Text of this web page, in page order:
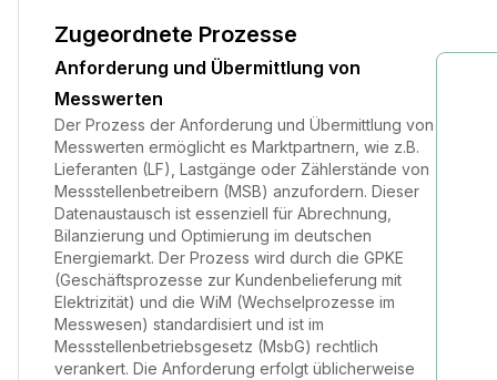
Zugeordnete Prozesse
Anforderung und Übermittlung von
Messwerten
Der Prozess der Anforderung und Übermittlung von
Messwerten ermöglicht es Marktpartnern, wie z.B.
Lieferanten (LF), Lastgänge oder Zählerstände von
Messstellenbetreibern (MSB) anzufordern. Dieser
Datenaustausch ist essenziell für Abrechnung,
Bilanzierung und Optimierung im deutschen
Energiemarkt. Der Prozess wird durch die GPKE
(Geschäftsprozesse zur Kundenbelieferung mit
Elektrizität) und die WiM (Wechselprozesse im
Messwesen) standardisiert und ist im
Messstellenbetriebsgesetz (MsbG) rechtlich
verankert. Die Anforderung erfolgt üblicherweise